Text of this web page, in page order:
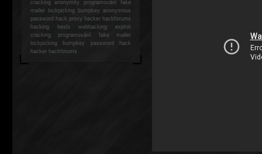
cracking anonymity programování fake
mailer lockpicking bumpkey anonymous
password hack proxy hacker hackforums
hacking heslo webhacking exploit
cracking programování fake mailer
lockpicking bumpkey password hack
hackerhackforums